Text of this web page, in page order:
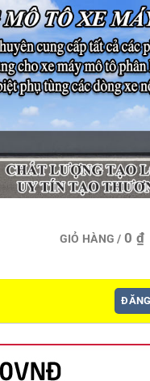
GIỎ HÀNG / 0 ₫